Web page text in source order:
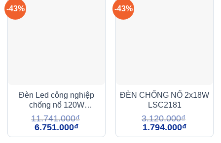
-43%
Đèn Led công nghiệp
chống nổ 120W
(DCN1202)
11.741.000₫
Giá
gốc
là:
6.751.000₫Giá
tại
-43%
ĐÈN CHỐNG NỔ 2x18W
LSC2181
3.120.000₫
Giá
gốc
là:
1.794.000₫Giá
tại